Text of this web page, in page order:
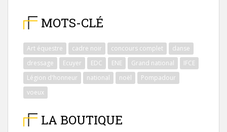
MOTS-CLÉ
Art équestre cadre noir concours complet
danse
dressage
Ecuyer EDC ENE Grand national
IFCE
Légion d'honneur
national noël
Pompadour
voeux
LA BOUTIQUE